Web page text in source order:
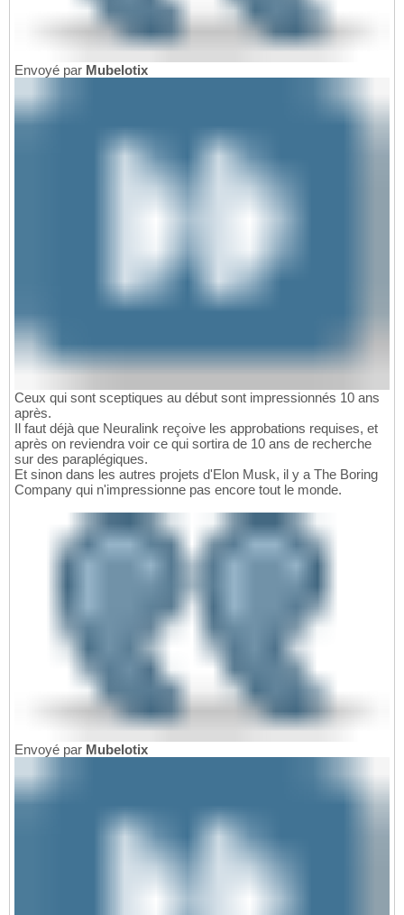
Envoyé par Mubelotix
Ceux qui sont sceptiques au début sont impressionnés 10 ans
après.
Il faut déjà que Neuralink reçoive les approbations requises, et
après on reviendra voir ce qui sortira de 10 ans de recherche
sur des paraplégiques.
Et sinon dans les autres projets d'Elon Musk, il y a The Boring
Company qui n'impressionne pas encore tout le monde.
Envoyé par Mubelotix